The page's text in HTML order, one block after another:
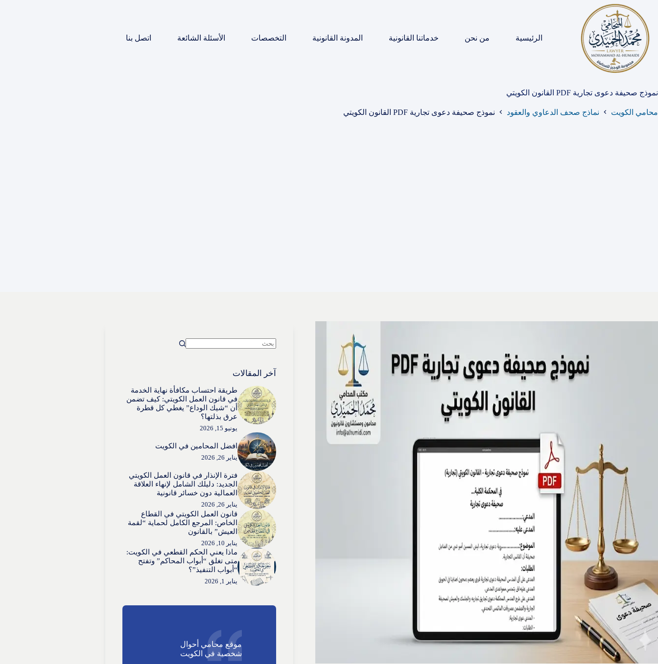
المحتوى
الرئيسية
من نحن خدماتنا القانونية المدونة القانونية التخصصات الأسئلة الشائعة اتصل بنا
نموذج صحيفة دعوى تجارية PDF القانون الكويتي
محامي الكويت نماذج صحف الدعاوي والعقود نموذج صحيفة دعوى تجارية PDF القانون الكويتي
نتائج
آخر المقالات
طريقة احتساب مكافأة نهاية الخدمة
في قانون العمل الكويتي: كيف تضمن
أن “شيك الوداع” يغطي كل قطرة
عرق بذلتها؟
يونيو 15, 2026
افضل المحامين في الكويت
يناير 26, 2026
فترة الإنذار في قانون العمل الكويتي
الجديد: دليلك الشامل لإنهاء العلاقة
العمالية دون خسائر قانونية
يناير 26, 2026
قانون العمل الكويتي في القطاع
الخاص: المرجع الكامل لحماية “لقمة
العيش” بالقانون
يناير 10, 2026
ماذا يعني الحكم القطعي في الكويت:
متى تغلق “أبواب المحاكم” وتفتح
“أبواب التنفيذ”؟
يناير 1, 2026
موقع محامي أحوال
شخصية في الكويت